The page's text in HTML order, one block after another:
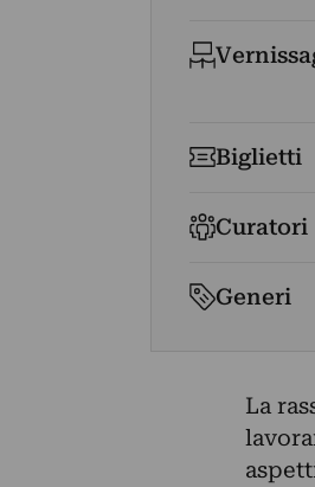
Biglietti
Curatori
Generi
La